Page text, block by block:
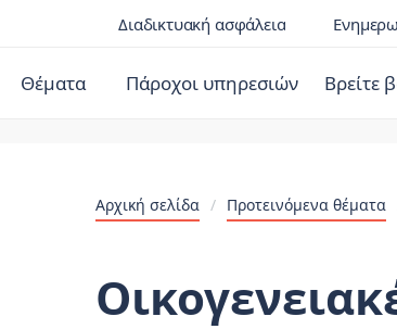
Διαδικτυακή ασφάλεια
Θέματα Πάροχοι υπηρεσιών Βρείτε
Αρχική σελίδα / Προτεινόμενα θέματα